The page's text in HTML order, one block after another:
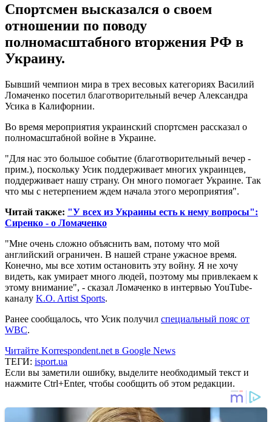
Спортсмен высказался о своем
отношении по поводу
полномасштабного вторжения РФ в
Украину.
Бывший чемпион мира в трех весовых категориях Василий
Ломаченко посетил благотворительный вечер Александра
Усика в Калифорнии.
Во время мероприятия украинский спортсмен рассказал о
полномасштабной войне в Украине.
"Для нас это большое событие (благотворительный вечер -
прим.), поскольку Усик поддерживает многих украинцев,
поддерживает нашу страну. Он много помогает Украине. Так
что мы с нетерпением ждем начала этого мероприятия".
Читай также: "У всех из Украины есть к нему вопросы":
Сиренко - о Ломаченко
"Мне очень сложно объяснить вам, потому что мой
английский ограничен. В нашей стране ужасное время.
Конечно, мы все хотим остановить эту войну. Я не хочу
видеть, как умирает много людей, поэтому мы привлекаем к
этому внимание", - сказал Ломаченко в интервью YouTube-
каналу K.O. Artist Sports.
Ранее сообщалось, что Усик получил специальный пояс от
WBC.
Читайте Korrespondent.net в Google News
ТЕГИ: isport.ua
Если вы заметили ошибку, выделите необходимый текст и
нажмите Ctrl+Enter, чтобы сообщить об этом редакции.